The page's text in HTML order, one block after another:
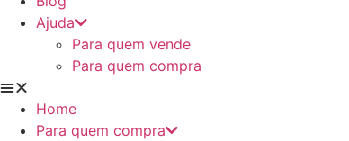
Ajuda
Para quem vende
Para quem compra
Home
Para quem compra